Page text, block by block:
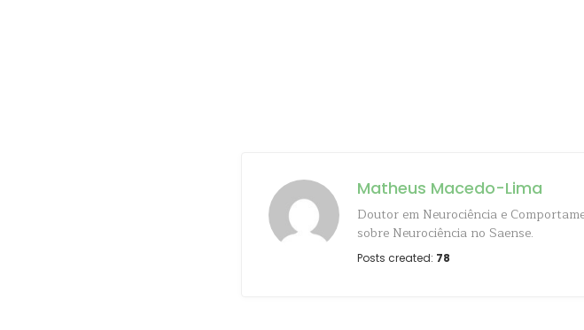
Matheus Macedo-Lima
Doutor em Neurociência e
sobre Neurociência no Saense.
Posts created: 78